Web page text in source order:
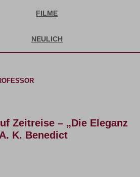
FILME
NEULICH
Zeitreise – „Die Eleganz
K. Benedict